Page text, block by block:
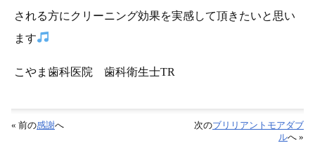
される方にクリーニング効果を実感して頂きたいと思い
ます
こやま歯科医院 歯科衛生士TR
« 前の感謝へ 次のブリリアントモアダブ
ルへ »